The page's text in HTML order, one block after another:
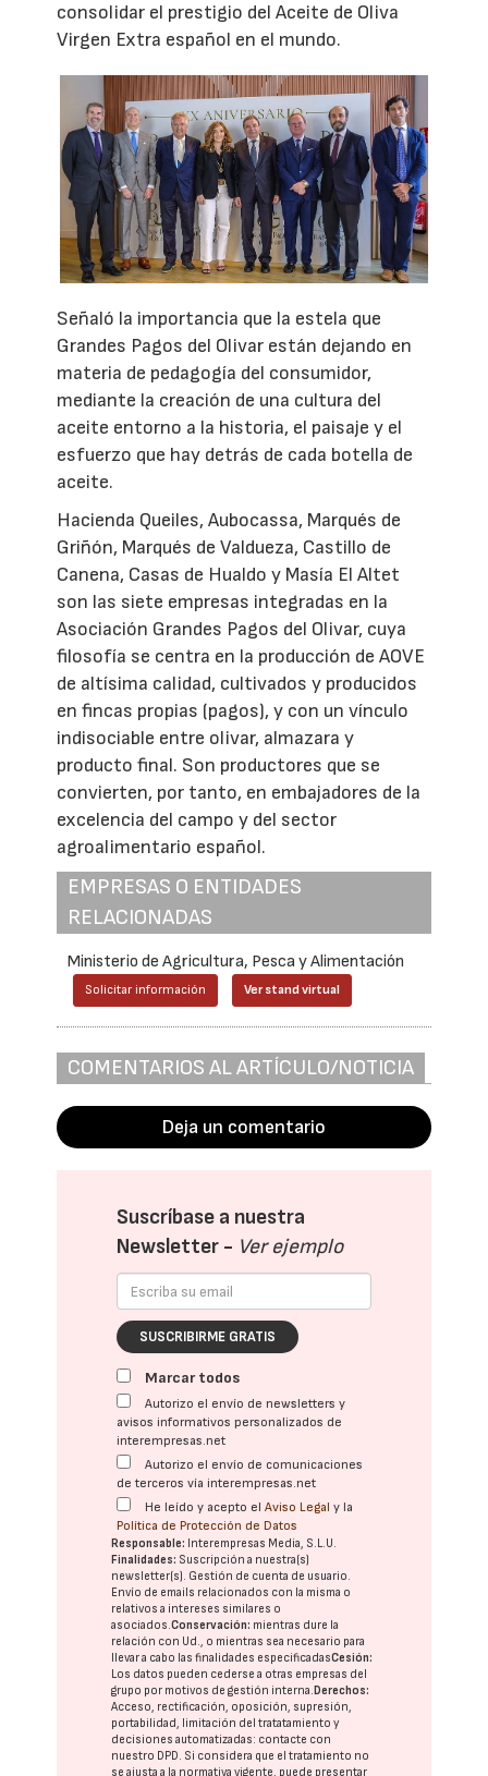
consolidar el prestigio del Aceite de Oliva
Virgen Extra español en el mundo.
Señaló la importancia que la estela que
Grandes Pagos del Olivar están dejando en
materia de pedagogía del consumidor,
mediante la creación de una cultura del
aceite entorno a la historia, el paisaje y el
esfuerzo que hay detrás de cada botella de
aceite.
Hacienda Queiles, Aubocassa, Marqués de
Griñón, Marqués de Valdueza, Castillo de
Canena, Casas de Hualdo y Masía El Altet
son las siete empresas integradas en la
Asociación Grandes Pagos del Olivar, cuya
filosofía se centra en la producción de AOVE
de altísima calidad, cultivados y producidos
en fincas propias (pagos), y con un vínculo
indisociable entre olivar, almazara y
producto final. Son productores que se
convierten, por tanto, en embajadores de la
excelencia del campo y del sector
agroalimentario español.
EMPRESAS O ENTIDADES
RELACIONADAS
Ministerio de Agricultura, Pesca y Alimentación
Solicitar información Ver stand virtual
COMENTARIOS AL ARTÍCULO/NOTICIA
Deja un comentario
Suscríbase a nuestra
Newsletter - Ver ejemplo
SUSCRIBIRME GRATIS
Marcar todos
Autorizo el envío de newsletters y
avisos informativos personalizados de
interempresas.net
Autorizo el envío de comunicaciones
de terceros vía interempresas.net
He leído y acepto elAviso Legal y la
Política de Protección de Datos
Responsable: Interempresas Media, S.L.U.
Finalidades: Suscripción a nuestra(s)
newsletter(s). Gestión de cuenta de usuario.
Envío de emails relacionados con la misma o
relativos a intereses similares o
asociados.Conservación: mientras dure la
relación con Ud., o mientras sea necesario para
llevar a cabo las finalidades especificadasCesión:
Los datos pueden cederse a otras empresas del
grupo por motivos de gestión interna. Derechos:
Acceso, rectificación, oposición, supresión,
portabilidad, limitación del tratatamiento y
decisiones automatizadas: contacte con
nuestro DPD. Si considera que el tratamiento no
se ajusta a la normativa vigente, puede presentar